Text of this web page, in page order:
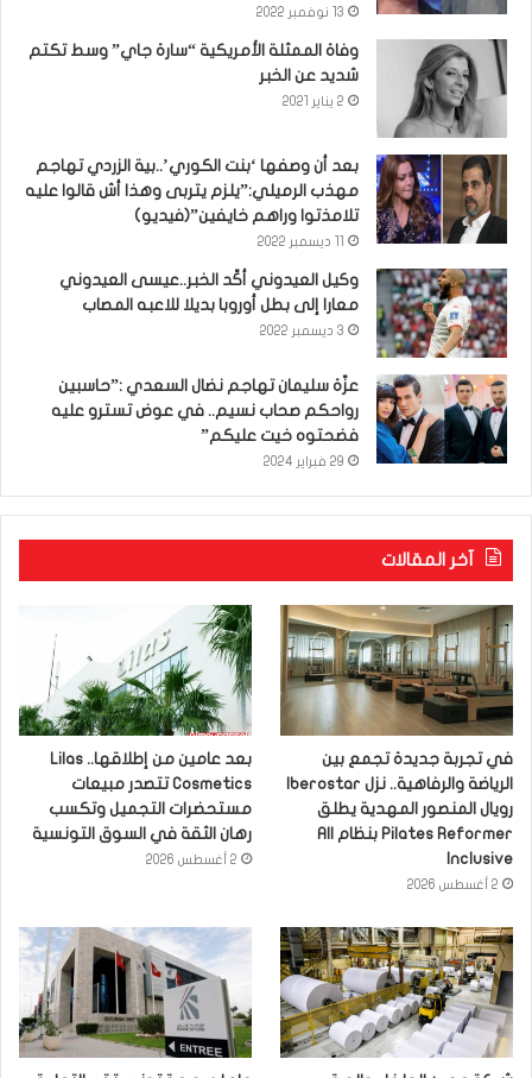
13 نوفمبر 2022
وفاة الممثلة الأمريكية “سارة جاي” وسط تكتم
شديد عن الخبر
2 يناير 2021
بعد أن وصفها ‘بنت الكوري’..بية الزردي تهاجم
مهذب الرميلي:”يلزم يتربى وهذا أش قالوا عليه
تلامذتوا وراهم خايفين”(فيديو)
وكيل العيدوني أكّد الخبر..عيسى العيدوني
معارا إلى بطل أوروبا بديلا للاعبه المصاب
3 ديسمبر 2022
عزّة سليمان تهاجم نضال السعدي :”حاسبين
رواحكم صحاب نسيم.. في عوض تسترو عليه
فضحتوه خيت عليكم”
29 فبراير 2024
آخر المقالات
في تجربة جديدة تجمع بين
رويال المنصور المهدية يطلق
Pilates Reformer بنظام All
Inclusive
2 أغسطس 2026
بعد عامين من إطلاقها.. Lilas
Cosmetics تتصدر مبيعات
مستحضرات التجميل وتكسب
رهان الثقة في السوق التونسية
2 أغسطس 2026